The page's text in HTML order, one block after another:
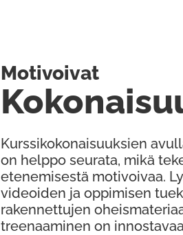
Kurssikokonaisuuksien
on helppo seurata, mikä
etenemisestä motivoivaa.
videoiden ja oppimisen
rakennettujen
treenaaminen on
Motivoivat